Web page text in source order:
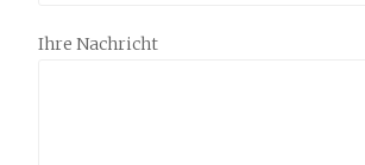
Ihre Nachricht